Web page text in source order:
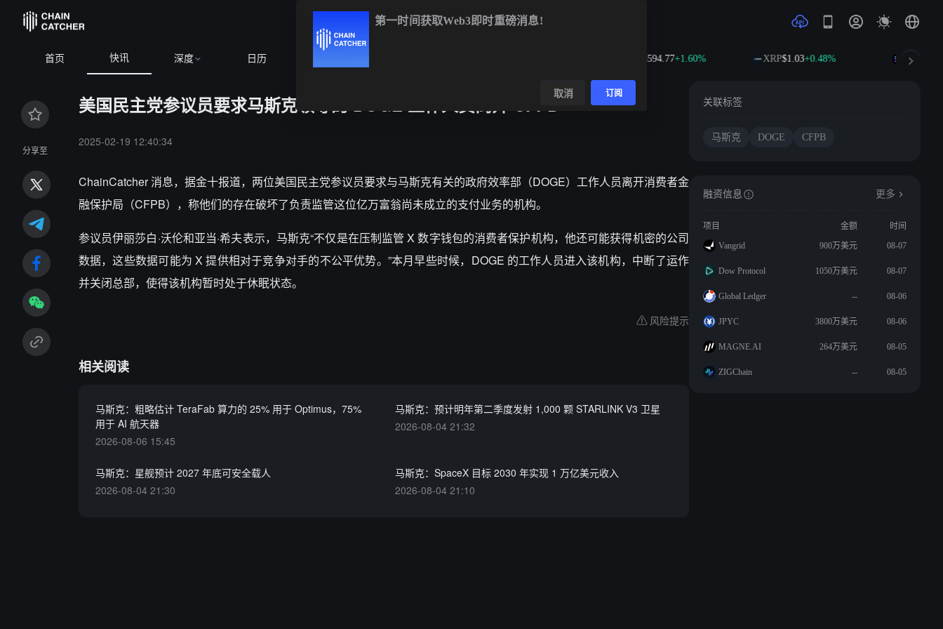
首页 快讯 深度 日历 $594.77+1.60% XRP$1.03+0.48% SOL
分享至
美国民主党参议员要求马斯克领导的 DOGE 工作人员离开 CFPB
2025-02-19 12:40:34
ChainCatcher 消息，据金十报道， 两位美国民主党参议员要求与马斯克有关的政府效率部（DOGE）工作人员离开消费者金
融保护局（CFPB），称他们的存在破坏了负责监管这位亿万富翁尚未成立的支付业务的机构。
参议员伊丽莎白·沃伦和亚当·希夫表示，马斯克“不仅是在压制监管 X 数字钱包的消费者保护机构，他还可能获得机密的公司
数据，这些数据可能为 X 提供相对于竞争对手的不公平优势。”本月早些时候，DOGE 的工作人员进入该机构，中断了运作
并关闭总部，使得该机构暂时处于休眠状态。
风险提示
相关阅读
马斯克：粗略估计 TeraFab 算力的 25% 用于 Optimus，75%
用于 AI 航天器
2026-08-06 15:45
马斯克：预计明年第二季度发射 1,000 颗 STARLINK V3 卫星
2026-08-04 21:32
马斯克：星舰预计 2027 年底可安全载人
2026-08-04 21:30
马斯克：SpaceX 目标 2030 年实现 1 万亿美元收入
2026-08-04 21:10
关联标签
马斯克 DOGE CFPB
融资信息 更多
项目 金额
时间
Vangrid
900万美元 08-07
Dow Protocol 1050万美元 08-07
Global Ledger -- 08-06
JPYC 3800万美元 08-06
MAGNE.AI 264万美元 08-05
ZIGChain -- 08-05
第一时间获取Web3即时重磅消息!
取消 订阅